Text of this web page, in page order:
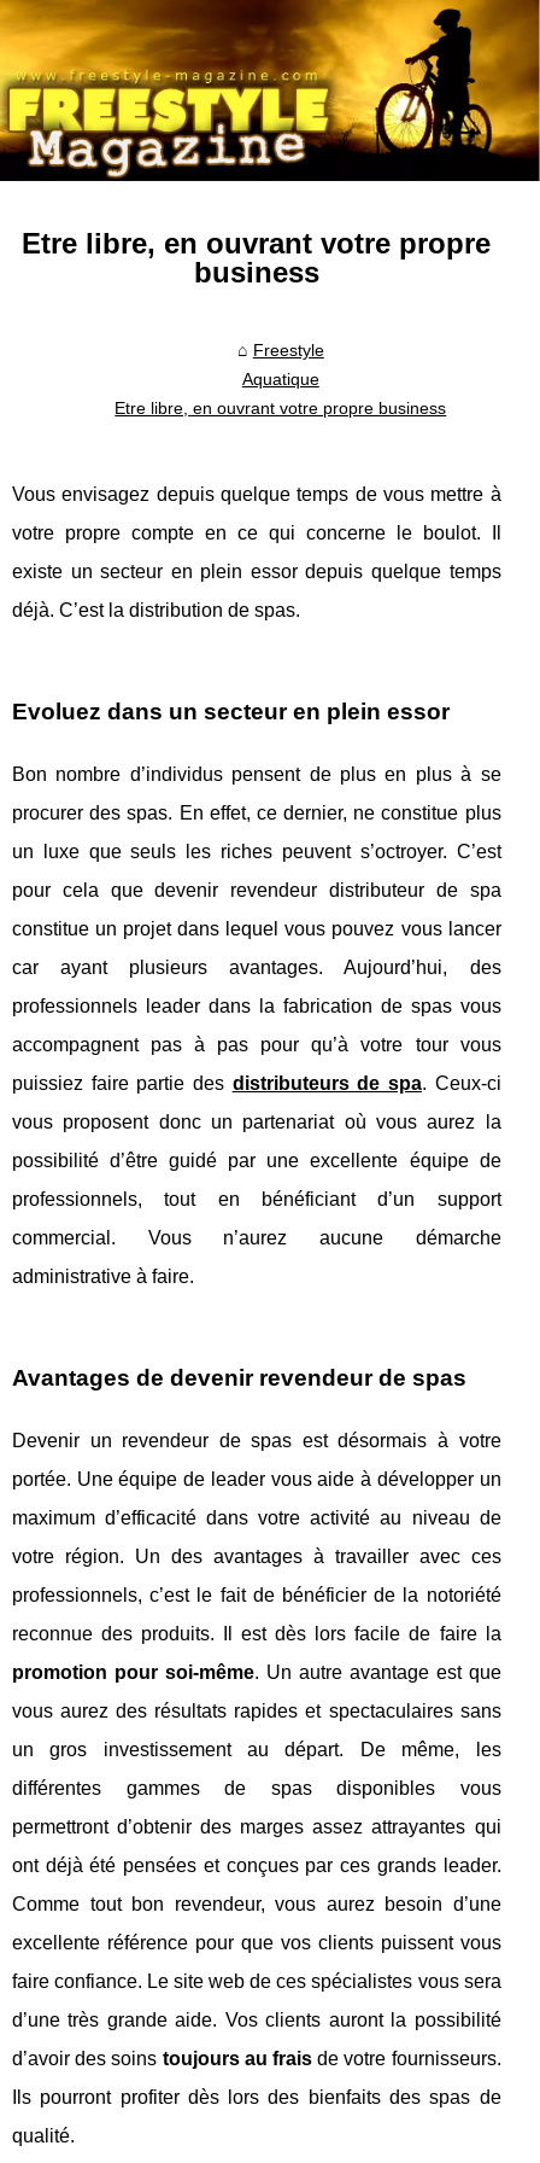
Etre libre, en ouvrant votre propre
business
Freestyle
Aquatique
Etre libre, en ouvrant votre propre business
Vous envisagez depuis quelque temps de vous mettre à
votre propre compte en ce qui concerne le boulot. Il
existe un secteur en plein essor depuis quelque temps
déjà. C’est la distribution de spas.
Evoluez dans un secteur en plein essor
Bon nombre d’individus pensent de plus en plus à se
procurer des spas. En effet, ce dernier, ne constitue plus
un luxe que seuls les riches peuvent s’octroyer. C’est
pour cela que devenir revendeur distributeur de spa
constitue un projet dans lequel vous pouvez vous lancer
car ayant plusieurs avantages. Aujourd’hui, des
professionnels leader dans la fabrication de spas vous
accompagnent pas à pas pour qu’à votre tour vous
puissiez faire partie des distributeurs de spa. Ceux-ci
vous proposent donc un partenariat où vous aurez la
possibilité d’être guidé par une excellente équipe de
professionnels, tout en bénéficiant d’un support
commercial. Vous n’aurez aucune démarche
administrative à faire.
Avantages de devenir revendeur de spas
Devenir un revendeur de spas est désormais à votre
portée. Une équipe de leader vous aide à développer un
maximum d’efficacité dans votre activité au niveau de
votre région. Un des avantages à travailler avec ces
professionnels, c’est le fait de bénéficier de la notoriété
reconnue des produits. Il est dès lors facile de faire la
promotion pour soi-même. Un autre avantage est que
vous aurez des résultats rapides et spectaculaires sans
un gros investissement au départ. De même, les
différentes gammes de spas disponibles vous
permettront d’obtenir des marges assez attrayantes qui
ont déjà été pensées et conçues par ces grands leader.
Comme tout bon revendeur, vous aurez besoin d’une
excellente référence pour que vos clients puissent vous
faire confiance. Le site web de ces spécialistes vous sera
d’une très grande aide. Vos clients auront la possibilité
d’avoir des soins toujours au frais de votre fournisseurs.
Ils pourront profiter dès lors des bienfaits des spas de
qualité.